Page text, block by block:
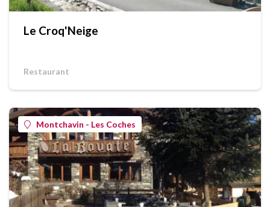
Le Croq'Neige
Restaurant
Montchavin - Les Coches